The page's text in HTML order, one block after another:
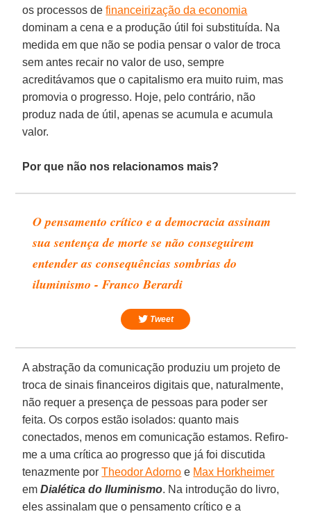
os processos definanceirização da economia
dominam a cena e a produção útil foi substituída. Na
medida em que não se podia pensar o valor de troca
sem antes recair no valor de uso, sempre
acreditávamos que o capitalismo era muito ruim, mas
promovia o progresso. Hoje, pelo contrário, não
produz nada de útil, apenas se acumula e acumula
valor.
Por que não nos relacionamos mais?
O pensamento crítico e a democracia assinam
sua sentença de morte se não conseguirem
entender as consequências sombrias do
iluminismo - Franco Berardi
Tweet
A abstração da comunicação produziu um projeto de
troca de sinais financeiros digitais que, naturalmente,
não requer a presença de pessoas para poder ser
feita. Os corpos estão isolados: quanto mais
conectados, menos em comunicação estamos. Refiro-
me a uma crítica ao progresso que já foi discutida
tenazmente porTheodor Adorno e Max Horkheimer
emDialética do Iluminismo. Na introdução do livro,
eles assinalam que o pensamento crítico e a